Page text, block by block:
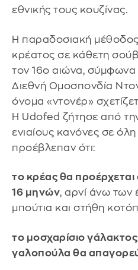
εθνικής τους κουζίνας.
Η παραδοσιακή
κρέατος σε κάθετη
τον 16ο αιώνα, σύμφωνα
Διεθνή Ομοσπονδία
όνομα «ντονέρ»
Η Udofed ζήτησε από
ενιαίους κανόνες σε
προέβλεπαν ότι:
το κρέας θα
16 μηνών, αρνί άνω των
μπούτια και στήθη
το μοσχαρίσιο
γαλοπούλα θα